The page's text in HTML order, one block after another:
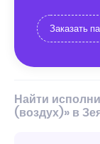
Заказать
Найти
(воздух)» в